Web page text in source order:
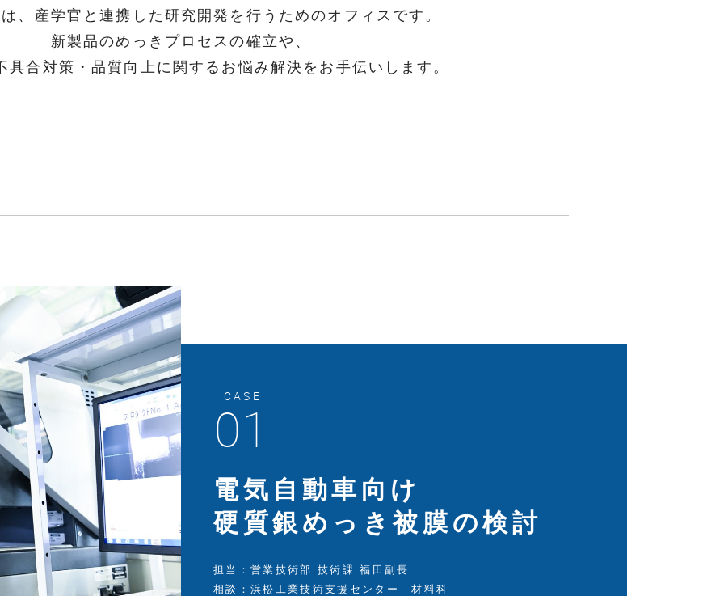
、産学官と連携した研究開発を行うためのオフィスです。
新製品のめっきプロセスの確立や、
具合対策・品質向上に関するお悩み解決をお手伝いします。
CASE
01
電気自動車向け
硬質銀めっき被膜の検討
担当：営業技術部 技術課 福田副長
相談：浜松工業技術支援センター 材料科